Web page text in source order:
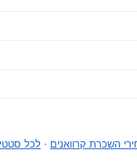
השכרת קרוואנים · לכל